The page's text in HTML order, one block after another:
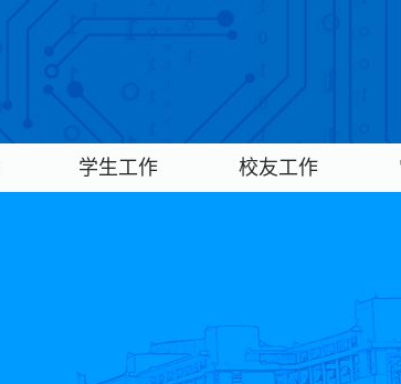
学生工作 校友工作